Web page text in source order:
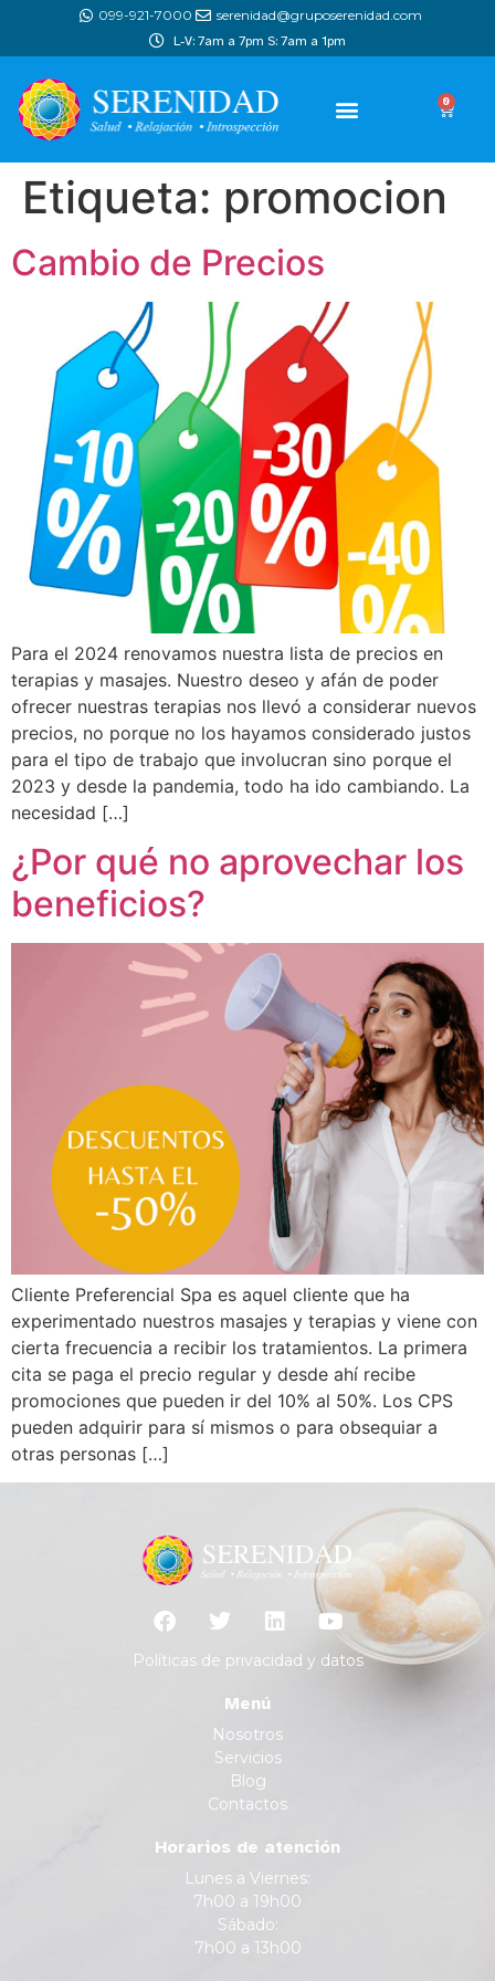
099-921-7000 serenidad@gruposerenidad.com
L-V: 7am a 7pm S: 7am a 1pm
0
Etiqueta: promocion
Cambio de Precios
Para el 2024 renovamos nuestra lista de precios en
terapias y masajes. Nuestro deseo y afán de poder
ofrecer nuestras terapias nos llevó a considerar nuevos
precios, no porque no los hayamos considerado justos
para el tipo de trabajo que involucran sino porque el
2023 y desde la pandemia, todo ha ido cambiando. La
necesidad […]
¿Por qué no aprovechar los
beneficios?
Cliente Preferencial Spa es aquel cliente que ha
experimentado nuestros masajes y terapias y viene con
cierta frecuencia a recibir los tratamientos. La primera
cita se paga el precio regular y desde ahí recibe
promociones que pueden ir del 10% al 50%. Los CPS
pueden adquirir para sí mismos o para obsequiar a
otras personas […]
Políticas de privacidad y datos
Menú
Nosotros
Servicios
Blog
Contactos
Horarios de atención
Lunes a Viernes:
7h00 a 19h00
Sábado:
7h00 a 13h00